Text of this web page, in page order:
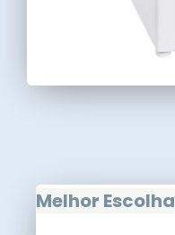
Melhor Escolha